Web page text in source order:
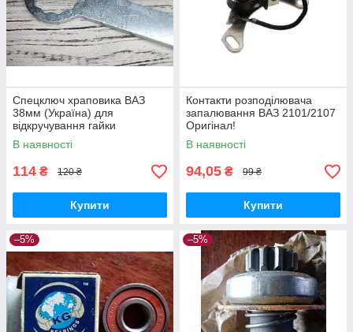
Спецключ храповика ВАЗ
38мм (Україна) для
відкручування гайки
колінвалу 2101-07
В наявності
114 ₴ 120 ₴
Купити
Контакти розподілювача
запалювання ВАЗ 2101/2107
Оригінал!
В наявності
94,05 ₴ 99 ₴
Купити
–5% –5%